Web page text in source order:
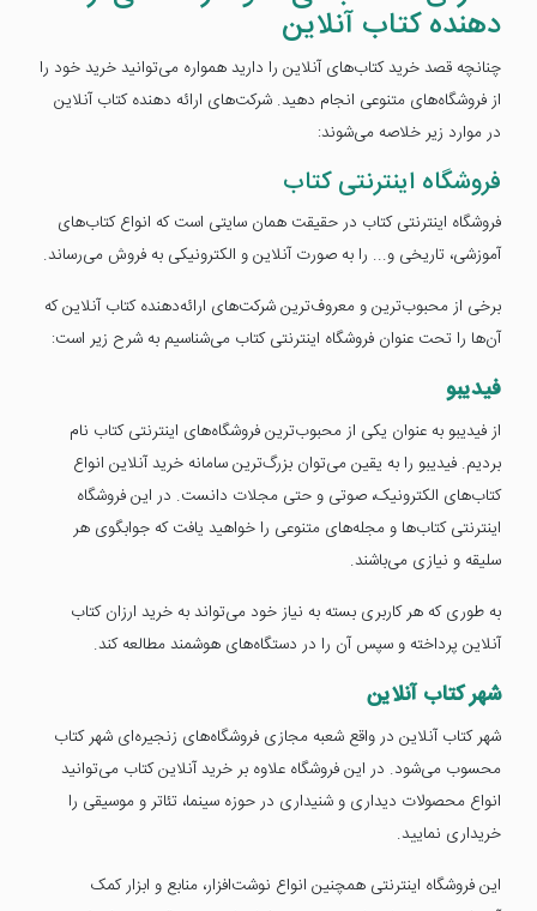
دهنده کتاب آنلاین
چنانچه قصد خرید کتاب‌های آنلاین را دارید همواره می‌توانید خرید خود را
از فروشگاه‌های متنوعی انجام دهید. شرکت‌های ارائه دهنده کتاب آنلاین
در موارد زیر خلاصه می‌شوند:
فروشگاه اینترنتی کتاب
فروشگاه اینترنتی کتاب در حقیقت همان سایتی است که انواع کتاب‌های
آموزشی، تاریخی و... را به صورت آنلاین و الکترونیکی به فروش می‌رساند.
برخی از محبوب‌ترین و معروف‌ترین شرکت‌های ارائه‌دهنده کتاب آنلاین که
آن‌ها را تحت عنوان فروشگاه اینترنتی کتاب می‌شناسیم به شرح زیر است:
فیدیبو
از فیدیبو به عنوان یکی از محبوب‌ترین فروشگاه‌های اینترنتی کتاب نام
بردیم. فیدیبو را به یقین می‌توان بزرگ‌ترین سامانه خرید آنلاین انواع
کتاب‌های الکترونیک، صوتی و حتی مجلات دانست. در این فروشگاه
اینترنتی کتاب‌ها و مجله‌های متنوعی را خواهید یافت که جوابگوی هر
سلیقه و نیازی می‌باشند.
به طوری که هر کاربری بسته به نیاز خود می‌تواند به خرید ارزان کتاب
آنلاین پرداخته و سپس آن را در دستگاه‌های هوشمند مطالعه کند.
شهر کتاب آنلاین
شهر کتاب آنلاین در واقع شعبه مجازی فروشگاه‌های زنجیره‌ای شهر کتاب
محسوب می‌شود. در این فروشگاه علاوه بر خرید آنلاین کتاب می‌توانید
انواع محصولات دیداری و شنیداری در حوزه سینما، تئاتر و موسیقی را
خریداری نمایید.
این فروشگاه اینترنتی همچنین انواع نوشت‌افزار، منابع و ابزار کمک